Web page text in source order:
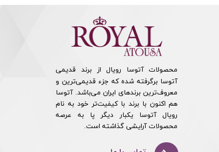
محصولات آتوسا رویال از برند قدیمی
آتوسا برگرفته شده که جزء قدیمی‌ترین و
معروف‌ترین برندهای ایران می‌باشد. آتوسا
هم اکنون با برند با کیفیت‌تر خود به نام
رویال آتوسا یکبار دیگر پا به عرصه
محصولات آرایشی گذاشته است.​​​​​​​